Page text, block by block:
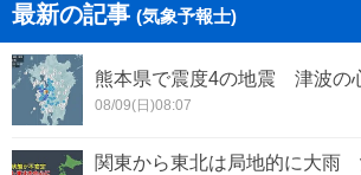
最新の記事 (気象予報士)
熊本県で震度4の地震 津波の
08/09(日)08:07
関東から東北は局地的に大雨